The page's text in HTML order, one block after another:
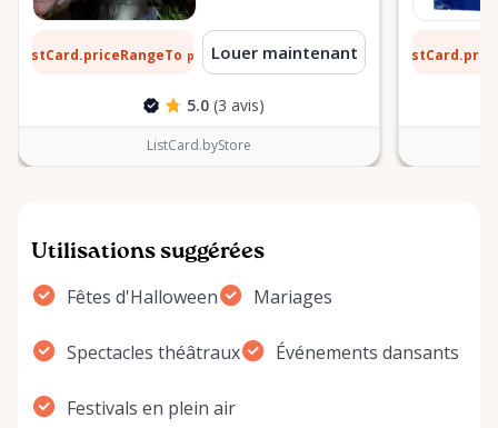
ListCard.priceRangeTo par jourLouer maintenant
5.0 (3 avis)
ListCard.byStore
Utilisations suggérées
Fêtes d'Halloween Mariages
Spectacles théâtraux Événements dansants
Festivals en plein air